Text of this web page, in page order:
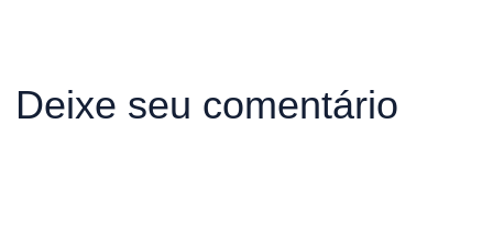
Deixe seu comentário